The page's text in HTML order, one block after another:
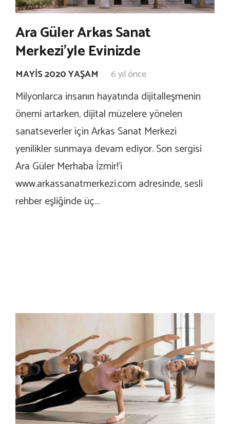
Ara Güler Arkas Sanat
Merkezi’yle Evinizde
MAYIS 2020 YAŞAM 6 yıl önce
Milyonlarca insanın hayatında dijitalleşmenin
önemi artarken, dijital müzelere yönelen
sanatseverler için Arkas Sanat Merkezi
yenilikler sunmaya devam ediyor. Son sergisi
Ara Güler Merhaba İzmir!’i
www.arkassanatmerkezi.com adresinde, sesli
rehber eşliğinde üç…